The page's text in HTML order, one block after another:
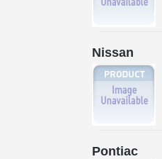
Nissan
Pontiac